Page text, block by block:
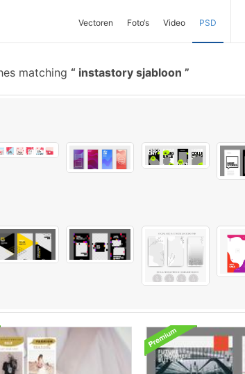
Vectoren Foto‘s Video PSD
matching instastory sjabloon